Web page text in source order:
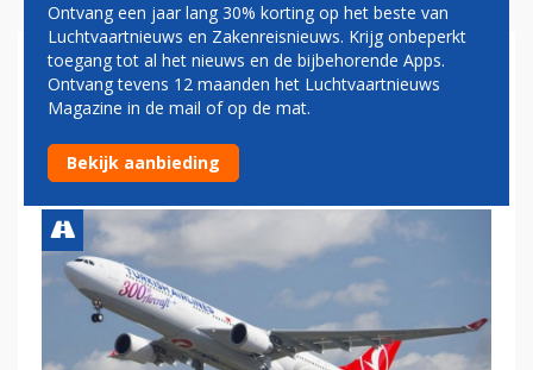
VLIEGVERKEER LUCHTHAVEN
ISTANBUL ATATÜRK WEER
HERVAT
Ontvang een jaar lang 30% korting op het beste van
Luchtvaartnieuws en Zakenreisnieuws. Krijg onbeperkt
toegang tot al het nieuws en de bijbehorende Apps.
Ontvang tevens 12 maanden het Luchtvaartnieuws
Magazine in de mail of op de mat.
Bekijk aanbieding